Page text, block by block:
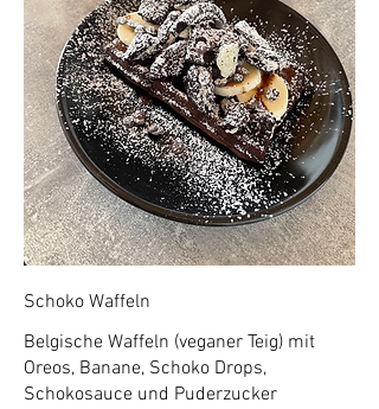
Schoko Waffeln
Belgische Waffeln (veganer Teig) mit
Oreos, Banane, Schoko Drops,
Schokosauce und Puderzucker